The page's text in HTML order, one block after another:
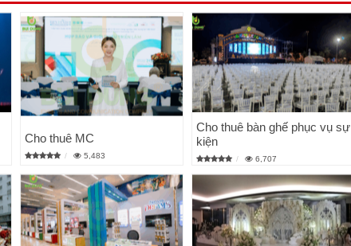
Cho thuê MC
5,483
Cho thuê bàn ghế phục vụ sự
kiện
6,707